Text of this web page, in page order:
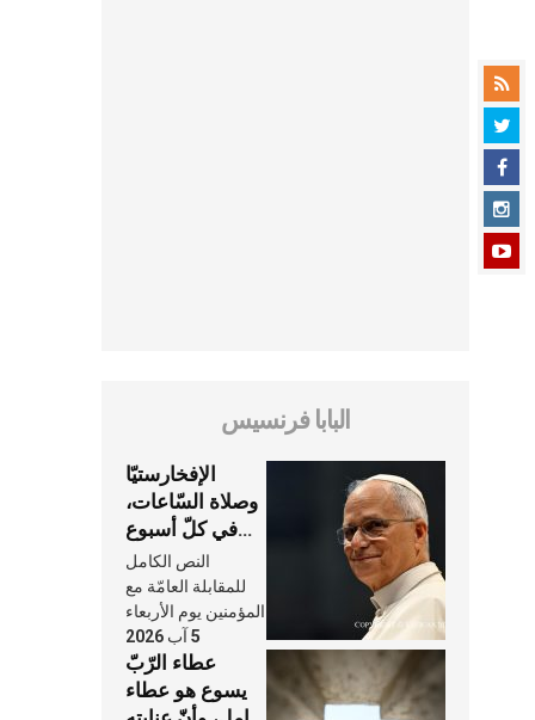
البابا فرنسيس
الإفخارستيّا
وصلاة السّاعات،
في كلّ أسبوع
وكلّ يوم، هما
النَّفَس في حياة
الكنيسة
النص الكامل
للمقابلة العامّة مع
المؤمنين يوم الأربعاء
5 آب 2026
عطاء الرّبّ
يسوع هو عطاء